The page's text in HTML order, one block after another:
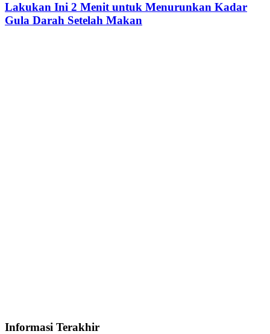
Lakukan Ini 2 Menit untuk Menurunkan Kadar
Gula Darah Setelah Makan
Informasi Terakhir